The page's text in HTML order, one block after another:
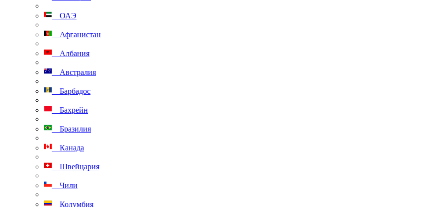
ОАЭ
Афганистан
Албания
Австралия
Барбадос
Бахрейн
Бразилия
Канада
Швейцария
Чили
Колумбия